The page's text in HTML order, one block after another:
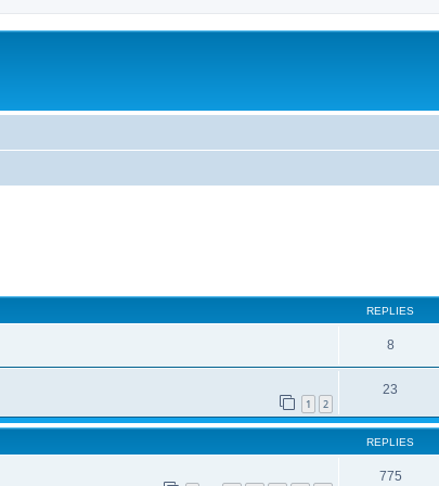
REPLIES
8
1 2
23
REPLIES
775